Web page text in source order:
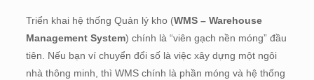
Triển khai hệ thống Quản lý kho (WMS – Warehouse
Management System) chính là “viên gạch nền móng” đầu
tiên. Nếu bạn ví chuyển đổi số là việc xây dựng một ngôi
nhà thông minh, thì WMS chính là phần móng và hệ thống